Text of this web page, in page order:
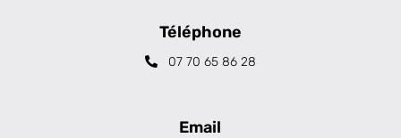
Téléphone
07 70 65 86 28
Email